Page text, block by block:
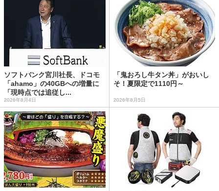
ソフトバンク宮川社長、ドコモ
「ahamo」の40GBへの増量に
「現時点では追従し...
2026年8月4日
「鬼おろし牛タン丼」がおいし
そ！夏限定で1110円～
2026年8月5日